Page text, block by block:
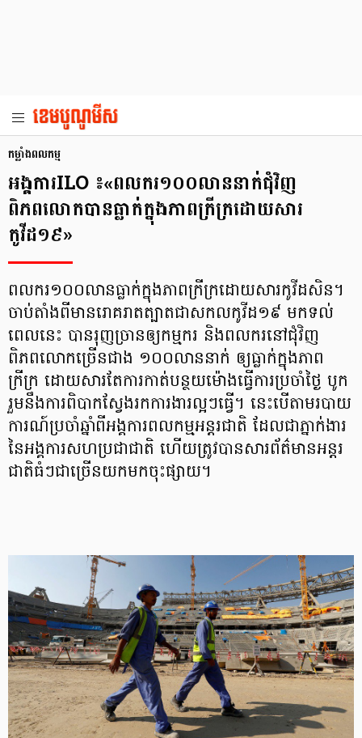
កម្លាំងពលកម្ម
អង្គការILO ៖«ពលករ១០០លាន​នាក់​ជុំវិញ​
ពិភពលោក​បានធ្លាក់​ក្នុងភាពក្រីក្រ​ដោយសារ​
កូវីដ១៩»
ពលករ១០០លានធ្លាក់ក្នុងភាពក្រីក្រដោយសារកូវីដសិន។
ចាប់តាំងពីមានរោគរាតត្បាតជាសកលកូវីដ១៩ មកទល់
ពេលនេះ បានរុញច្រានឲ្យកម្មករ និងពលករនៅជុំវិញ
ពិភពលោកច្រើនជាង ១០០លាននាក់ ឲ្យធ្លាក់ក្នុងភាព
ក្រីក្រ ដោយសារតែការកាត់បន្ថយម៉ោងធ្វើការប្រចាំថ្ងៃ បូក
រួមនឹងការពិបាកស្វែងរកការងារល្អៗធ្វើ។ នេះបើតាមរបាយ
ការណ៍ប្រចាំឆ្នាំពីអង្គការពលកម្មអន្តរជាតិ ដែលជាភ្នាក់ងារ
នៃអង្គការសហប្រជាជាតិ ហើយត្រូវបានសារព័ត៌មានអន្តរ
ជាតិធំៗជាច្រើនយកមកចុះផ្សាយ។